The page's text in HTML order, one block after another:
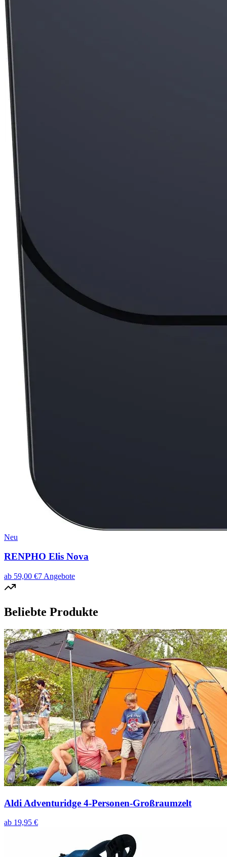
Neu
RENPHO Elis Nova
ab 59,00 €7 Angebote
Beliebte Produkte
Aldi Adventuridge 4-Personen-Großraumzelt
ab 19,95 €